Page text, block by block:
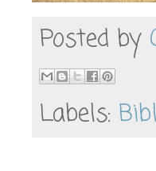
Posted by
Labels: